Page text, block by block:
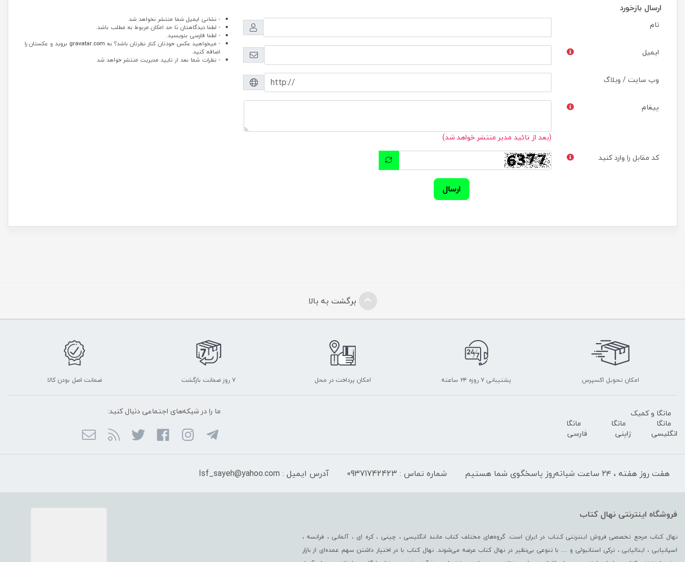
ارسال بازخورد
نام
ایمیل
وب سایت / وبلاگ
پیغام
(بعد از تائید مدیر منتشر خواهد شد)
کد مقابل را وارد کنید
ارسال
- نشانی ایمیل شما منتشر نخواهد شد.
- لطفا دیدگاهتان تا حد امکان مربوط به مطلب باشد.
- لطفا فارسی بنویسید.
- میخواهید عکس خودتان کنار نظرتان باشد؟ به gravatar.com بروید و عکستان را
اضافه کنید.
- نظرات شما بعد از تایید مدیریت منتشر خواهد شد
برگشت به بالا
امکان تحویل اکسپرس پشتیبانی ۷ روزه ۲۴ ساعته امکان پرداخت در محل ۷ روز ضمانت بازگشت ضمانت اصل بودن کالا
مانگا و کمیک
مانگا
انگلیسی
مانگا
ژاپنی
مانگا
فارسی
ما را در شبکه‌های اجتماعی دنبال کنید:
هفت روز هفته ، ۲۴ ساعت شبانه‌روز پاسخگوی شما هستیم شماره تماس : 09371742423 آدرس ایمیل : Isf_sayeh@yahoo.com
فروشگاه اینترنتی نهال کتاب
نهال کتاب مرجع تخصصی فروش اینترنتی کـتـاب در ایران است. گروه‏‏‌های مختلف کتاب مانند انگلیسی ، چینی ، کره ای ، آلمانی ، فرانسه ،
اسپانیایی ، ایتالیایی ، ترکی استانبولی و … با تنوعی بی‌نظیر در نهال کتاب عرضه می‏‏‏‌شوند. نهال کتاب با در اختیار داشتن سهم عمده‏‌ای از بازار